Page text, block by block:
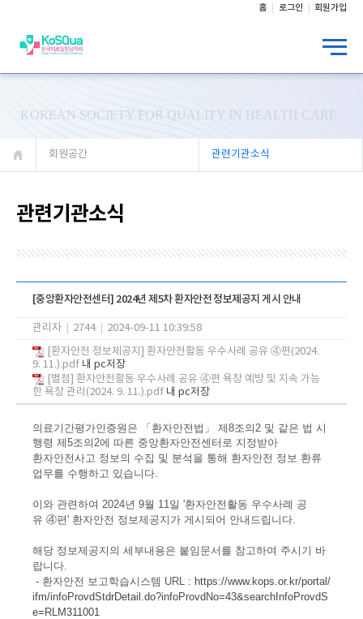
홈 로그인 회원가입
KOREAN SOCIETY FOR QUALITY IN HEALTH CARE
회원공간 관련기관소식
관련기관소식
[중앙환자안전센터] 2024년 제5차 환자안전 정보제공지 게시 안내
관리자 2744
2024-09-11 10:39:58
[환자안전 정보제공지] 환자안전활동 우수사례 공유 ④편(2024.
9. 11.).pdf 내 pc저장
[별첨] 환자안전활동 우수사례 공유 ④편 욕창 예방 및 지속 가능
한 욕창 관리(2024. 9. 11.).pdf 내 pc저장
의료기간평가인증원은 「환자안전법」 제8조의2 및 같은 법 시
행령 제5조의2에 따른 중앙환자안전센터로 지정받아
환자안전사고 정보의 수집 및 분석을 통해 환자안전 정보 환류
업무를 수행하고 있습니다.
이와 관련하여 2024년 9월 11일 '환자안전활동 우수사례 공
유 ④편' 환자안전 정보제공지가 게시되어 안내드립니다.
해당 정보제공지의 세부내용은 붙임문서를 참고하여 주시기 바
랍니다.
- 환자안전 보고학습시스템 URL : https://www.kops.or.kr/portal/
ifm/infoProvdStdrDetail.do?infoProvdNo=43&searchInfoProvdS
e=RLM311001